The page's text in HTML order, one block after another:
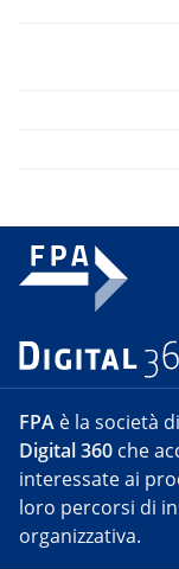
FPA è la società
Digital 360 che
interessate ai
loro percorsi di
organizzativa.